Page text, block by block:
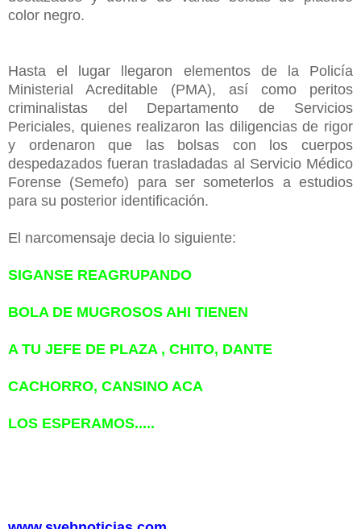
color negro.
Hasta el lugar llegaron elementos de la Policía
Ministerial Acreditable (PMA), así como peritos
criminalistas del Departamento de Servicios
Periciales, quienes realizaron las diligencias de rigor
y ordenaron que las bolsas con los cuerpos
despedazados fueran trasladadas al Servicio Médico
Forense (Semefo) para ser someterlos a estudios
para su posterior identificación.
El narcomensaje decia lo siguiente:
SIGANSE REAGRUPANDO
BOLA DE MUGROSOS AHI TIENEN
A TU JEFE DE PLAZA , CHITO, DANTE
CACHORRO, CANSINO ACA
LOS ESPERAMOS.....